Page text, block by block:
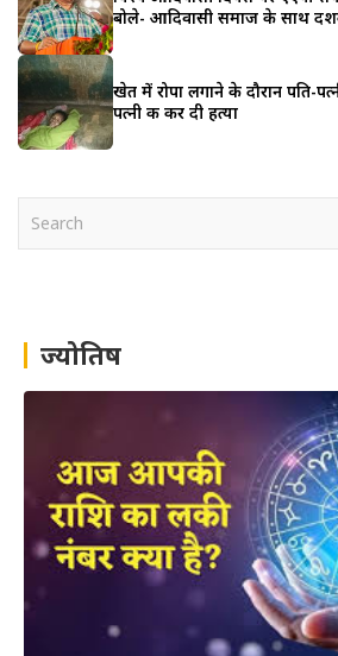
बोले- आदिवासी समाज के साथ
खेत में रोपा लगाने के दौरान पति-
पत्नी की कर दी हत्या
h ज्योतिष